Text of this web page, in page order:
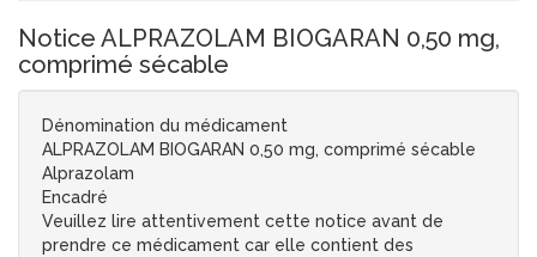
Notice ALPRAZOLAM BIOGARAN 0,50 mg,
comprimé sécable
Dénomination du médicament
ALPRAZOLAM BIOGARAN 0,50 mg, comprimé sécable
Alprazolam
Encadré
Veuillez lire attentivement cette notice avant de
prendre ce médicament car elle contient des